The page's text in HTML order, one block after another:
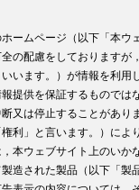
ームページ（以下「本
の配慮をしております
います。）が情報を利
提供を保証するもので
又は停止することがあ
利」と言います。）に
本ウェブサイト上のい
造された製品（以下「